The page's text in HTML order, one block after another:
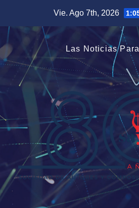
contenido
Vie. Ago 7th, 2026
Las Noticias